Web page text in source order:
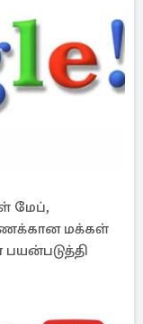
மேப்,
மக்கள்
பயன்படுத்தி